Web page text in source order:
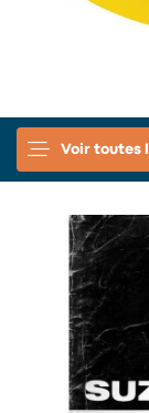
Voir toutes